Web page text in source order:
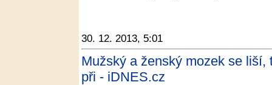
30. 12. 2013, 5:01
Mužský a ženský mozek se
při - iDNES.cz